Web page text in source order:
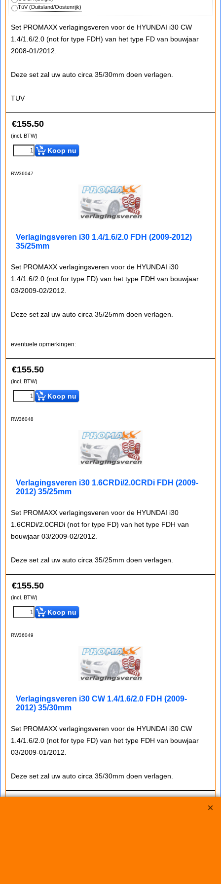
TüV (Duitsland/Oostenrijk)
Set PROMAXX verlagingsveren voor de HYUNDAI i30 CW
1.4/1.6/2.0 (not for type FDH) van het type FD van bouwjaar
2008-01/2012.
Deze set zal uw auto circa 35/30mm doen verlagen.
TUV
€155.50
(incl. BTW)
Koop nu
RW36047
Verlagingsveren i30 1.4/1.6/2.0 FDH (2009-2012)
35/25mm
Set PROMAXX verlagingsveren voor de HYUNDAI i30
1.4/1.6/2.0 (not for type FD) van het type FDH van bouwjaar
03/2009-02/2012.
Deze set zal uw auto circa 35/25mm doen verlagen.
eventuele opmerkingen:
€155.50
(incl. BTW)
Koop nu
RW36048
Verlagingsveren i30 1.6CRDi/2.0CRDi FDH (2009-
2012) 35/25mm
Set PROMAXX verlagingsveren voor de HYUNDAI i30
1.6CRDi/2.0CRDi (not for type FD) van het type FDH van
bouwjaar 03/2009-02/2012.
Deze set zal uw auto circa 35/25mm doen verlagen.
€155.50
(incl. BTW)
Koop nu
RW36049
Verlagingsveren i30 CW 1.4/1.6/2.0 FDH (2009-
2012) 35/30mm
Set PROMAXX verlagingsveren voor de HYUNDAI i30 CW
1.4/1.6/2.0 (not for type FD) van het type FDH van bouwjaar
03/2009-01/2012.
Deze set zal uw auto circa 35/30mm doen verlagen.